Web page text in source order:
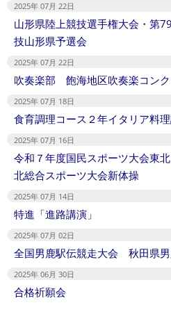
2025年 07月 22日
山形県陸上競技選手権大会・第
技山形県予選会
2025年 07月 22日
吹奏楽部 飽海地区吹奏楽コンク
2025年 07月 18日
食育調理コース２年イタリア料
2025年 07月 16日
令和７年度国民スポーツ大会東
北総合スポーツ大会新体操
2025年 07月 14日
特進「進路講演」
2025年 07月 02日
全国男鹿駅伝競走大会 秋田県
2025年 06月 30日
合格祈願会